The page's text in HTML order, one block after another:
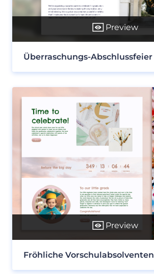
Preview
Überraschungs-Abschlussfeier
Preview
Fröhliche Vorschulabsolventen